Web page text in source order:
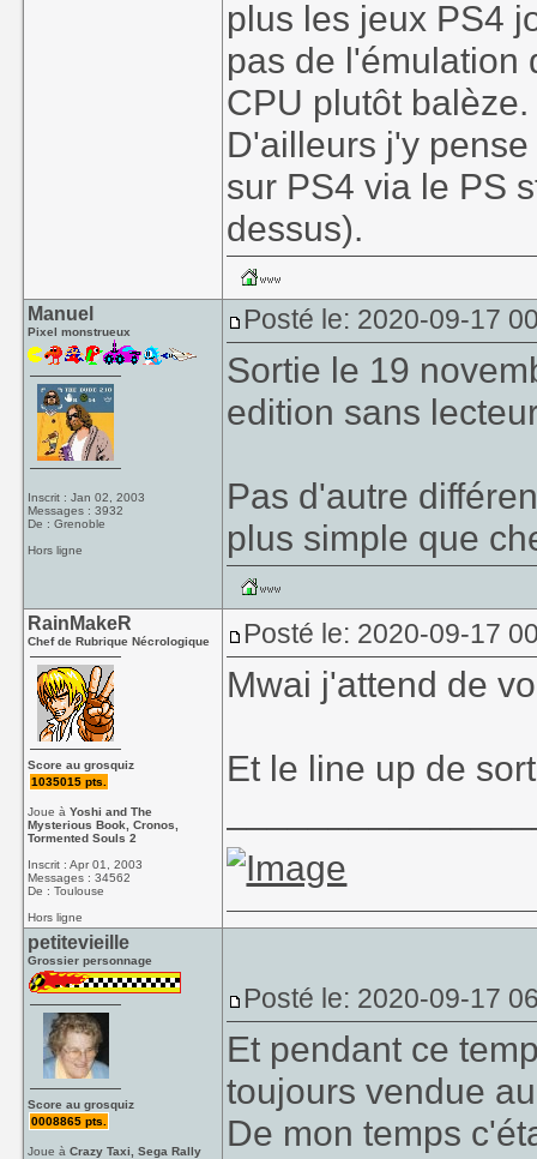
plus les jeux PS4
pas de l'émulation
CPU plutôt balèze.
D'ailleurs j'y
sur PS4 via le PS
dessus).
Manuel
Pixel monstrueux
Inscrit : Jan 02, 2003
Messages : 3932
De : Grenoble
Hors ligne
Posté le: 2020-09-17
Sortie le 19
edition sans
Pas d'autre
plus simple que
RainMakeR
Chef de Rubrique Nécrologique
Score au grosquiz
1035015 pts.
Joue àYoshi and The
Mysterious Book, Cronos,
Tormented Souls 2
Inscrit : Apr 01, 2003
Messages : 34562
De : Toulouse
Hors ligne
Posté le: 2020-09-17
Mwai j'attend de
Et le line up de
petitevieille
Grossier personnage
Score au grosquiz
0008865 pts.
Joue àCrazy Taxi, Sega Rally
Posté le: 2020-09-17
Et pendant ce
toujours vendue
De mon temps